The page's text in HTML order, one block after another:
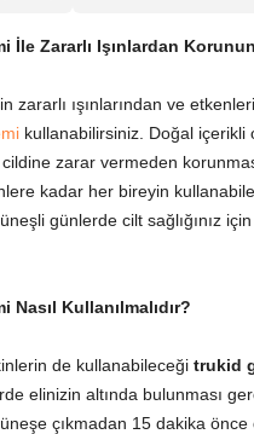
İle Zararlı Işınlardan Korunun
zararlı ışınlarından ve
kullanabilirsiniz. Doğal içerikli
zarar vermeden
kadar her bireyin
günlerde cilt sağlığınız
Nasıl Kullanılmalıdır?
de kullanabileceği trukid
elinizin altında bulunması
çıkmadan 15 dakika önce